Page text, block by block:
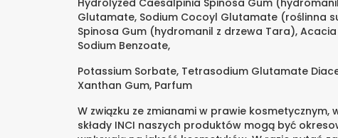
Hydrolyzed Caesalpinia Spinosa Gum
Glutamate, Sodium Cocoyl Glutamate (roślinna
Spinosa Gum (hydromanil z drzewa Tara),
Sodium Benzoate,
Potassium Sorbate, Tetrasodium Glutamate
Xanthan Gum, Parfum
W związku ze zmianami w prawie
składy INCI naszych produktów mogą być